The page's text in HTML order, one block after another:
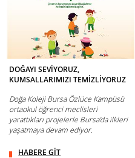
DOĞAYI SEVİYORUZ,
KUMSALLARIMIZI TEMİZLİYORUZ
Doğa Koleji Bursa Özlüce Kampüsü
ortaokul öğrenci meclisleri
yarattıkları projelerle Bursa’da ilkleri
yaşatmaya devam ediyor.
HABERE GİT